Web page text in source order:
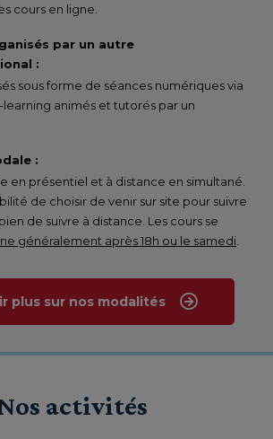
cours en ligne.
par un autre
:
sous forme de séances numériques via
animés et tutorés par un
:
en présentiel et à distance en simultané.
de choisir de venir sur site pour suivre
de suivre à distance. Les cours se
généralement après 18h ou le samedi
plus sur nos modalités
activités